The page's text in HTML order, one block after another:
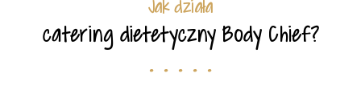
Jak działa
catering dietetyczny Body Chief?
. . . . .